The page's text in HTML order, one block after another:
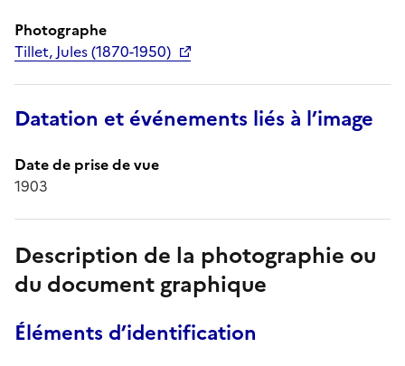
Photographe
Tillet, Jules (1870-1950)
Datation et événements liés à l’image
Date de prise de vue
1903
Description de la photographie ou
du document graphique
Éléments d’identification